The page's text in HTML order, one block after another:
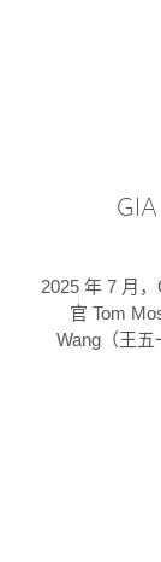
2025 年 7 月
官 Tom
Wang（王